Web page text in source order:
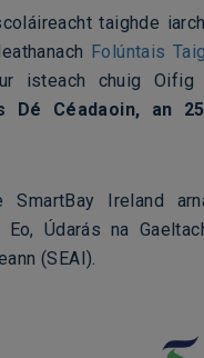
taighde
Folúntais
isteach chuig Oifig
Dé Céadaoin, an
SmartBay Ireland
Eo, Údarás na
(SEAI).